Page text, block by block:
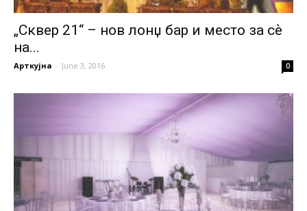
„Сквер 21“ – нов лонџ бар и место за сѐ
на...
Арткујна - June 3, 2016 0